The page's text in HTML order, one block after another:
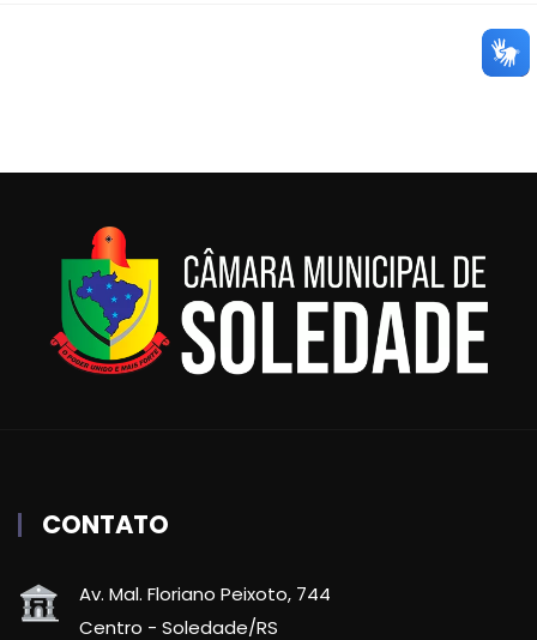
CONTATO
Av. Mal. Floriano Peixoto, 744
Centro - Soledade/RS